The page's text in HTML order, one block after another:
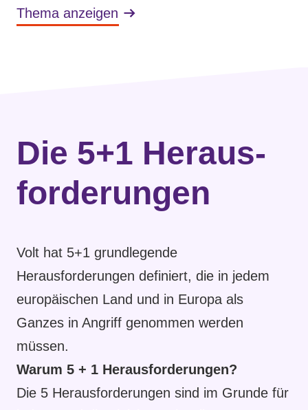
Thema anzeigen
Die 5+1 Heraus­
forderungen
Volt hat 5+1 grundlegende
Herausforderungen definiert, die in jedem
europäischen Land und in Europa als
Ganzes in Angriff genommen werden
müssen.
Warum 5 + 1 Herausforderungen?
Die 5 Herausforderungen sind im Grunde für